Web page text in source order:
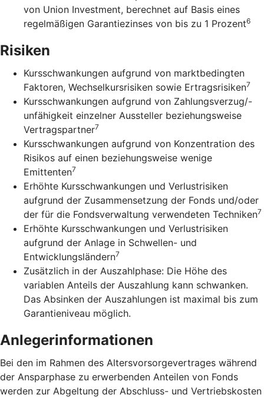
von Union Investment, berechnet auf Basis eines
regelmäßigen Garantiezinses von bis zu 1 Prozent6
Risiken
Kursschwankungen aufgrund von marktbedingten
Faktoren, Wechselkursrisiken sowie Ertragsrisiken7
Kursschwankungen aufgrund von Zahlungsverzug/-
unfähigkeit einzelner Aussteller beziehungsweise
Vertragspartner7
Kursschwankungen aufgrund von Konzentration des
Risikos auf einen beziehungsweise wenige
Emittenten7
Erhöhte Kursschwankungen und Verlustrisiken
aufgrund der Zusammensetzung der Fonds und/oder
der für die Fondsverwaltung verwendeten Techniken7
Erhöhte Kursschwankungen und Verlustrisiken
aufgrund der Anlage in Schwellen- und
Entwicklungsländern7
Zusätzlich in der Auszahlphase: Die Höhe des
variablen Anteils der Auszahlung kann schwanken.
Das Absinken der Auszahlungen ist maximal bis zum
Garantieniveau möglich.
Anlegerinformationen
Bei den im Rahmen des Altersvorsorgevertrages während
der Ansparphase zu erwerbenden Anteilen von Fonds
werden zur Abgeltung der Abschluss- und Vertriebskosten